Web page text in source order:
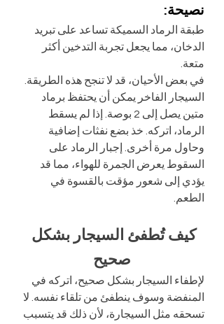
نصيحة:
طبقة الرماد السميكة تساعد على تبريد
الدخان، مما يجعل تجربة التدخين أكثر
متعة.
في بعض الأحيان، قد لا تنجح هذه الطريقة.
السيجار الفاخر يمكن أن يحتفظ برماد
متين يصل إلى 2 بوصة. إذا لم يسقط
الرماد، اتركه. خذ بضع نفثات إضافية
وحاول مرة أخرى. إجبار الرماد على
السقوط يعرض الجمرة للهواء، مما قد
يؤدي إلى شعور مؤقت بالقسوة في
الطعم.
كيف تُطفئ السيجار بشكل
صحيح
لإطفاء السيجار بشكل صحيح، اتركه في
المنفضة وسوف ينطفئ من تلقاء نفسه. لا
تسحقه مثل السيجارة، لأن ذلك قد يتسبب